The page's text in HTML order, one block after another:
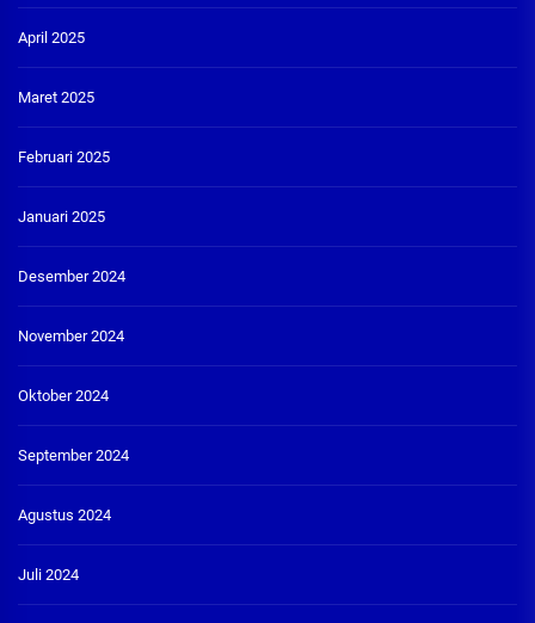
April 2025
Maret 2025
Februari 2025
Januari 2025
Desember 2024
November 2024
Oktober 2024
September 2024
Agustus 2024
Juli 2024